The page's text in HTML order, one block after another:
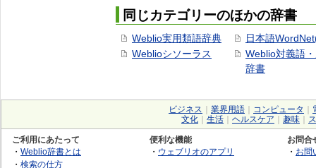
同じカテゴリーのほかの辞書
Weblio実用類語辞典
Weblioシソーラス
日本語
Weblio対義語
辞書
ビジネス 業界用語 コンピュータ
文化
生活 ヘルスケア 趣味
ご利用にあたって
・ Weblio辞書とは
・ 検索の仕方
便利な機能
・ ウェブリオのアプリ
お問合
・ お問